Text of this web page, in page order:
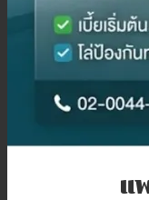
เข้าสู่ระบบตัวแทน
แ